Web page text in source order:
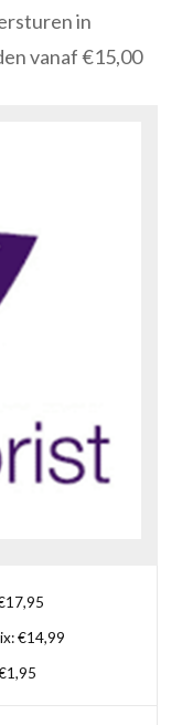
in
vanaf €15,00
€14,99